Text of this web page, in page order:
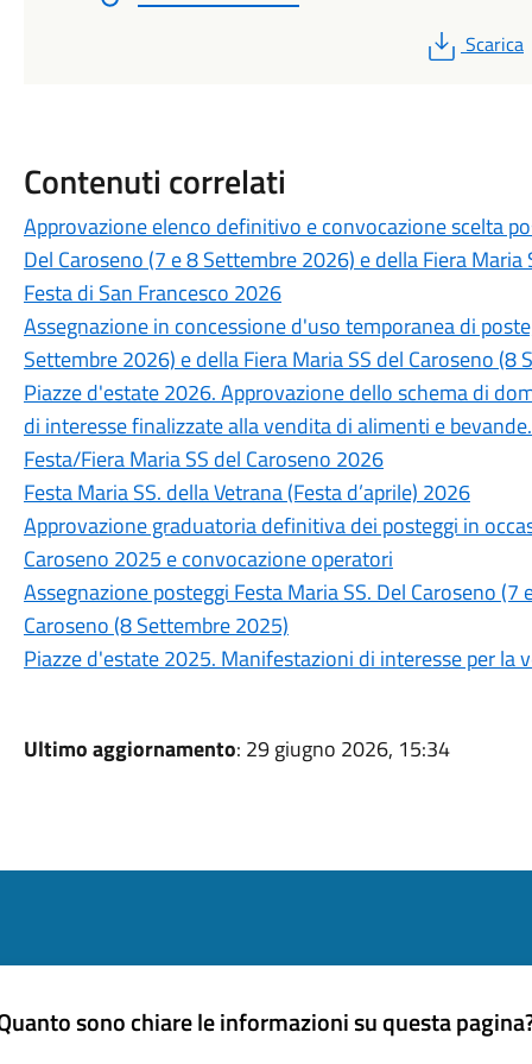
PDF
Scarica
Contenuti correlati
Approvazione elenco definitivo e convocazione scelta
Del Caroseno (7 e 8 Settembre 2026) e della Fiera
Festa di San Francesco 2026
Assegnazione in concessione d'uso temporanea di
Settembre 2026) e della Fiera Maria SS del Caroseno (8
Piazze d'estate 2026. Approvazione dello schema di
di interesse finalizzate alla vendita di alimenti e bevande.
Festa/Fiera Maria SS del Caroseno 2026
Festa Maria SS. della Vetrana (Festa d’aprile) 2026
Approvazione graduatoria definitiva dei posteggi in
Caroseno 2025 e convocazione operatori
Assegnazione posteggi Festa Maria SS. Del Caroseno
Caroseno (8 Settembre 2025)
Piazze d'estate 2025. Manifestazioni di interesse per la
Ultimo aggiornamento: 29 giugno 2026, 15:34
sono chiare le informazioni su questa